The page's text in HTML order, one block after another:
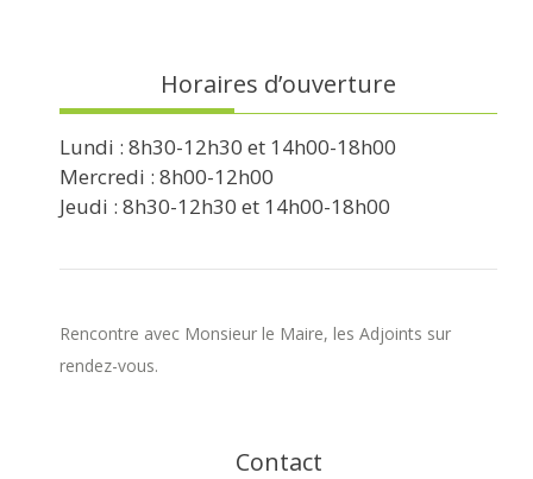
Horaires d’ouverture
Lundi : 8h30-12h30 et 14h00-18h00
Mercredi : 8h00-12h00
Jeudi : 8h30-12h30 et 14h00-18h00
Rencontre avec Monsieur le Maire, les Adjoints sur
rendez-vous.
Contact